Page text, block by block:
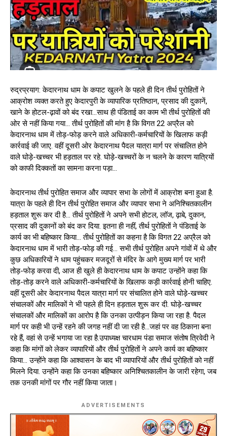
रुद्रप्रयाग: केदारनाथ धाम के कपाट खुलने के पहले ही दिन तीर्थ पुरोहितों ने
आक्रोश व्यक्त करते हुए केदारपुरी के व्यापारिक प्रतिष्ठान, प्रसाद की दुकानें,
खाने के होटल-ढ़ावों को बंद रखा…साथ ही पंडिताई का काम भी तीर्थ पुरोहितों की
ओर से नहीं किया गया… तीर्थ पुरोहितों की मांग है कि विगत 22 अप्रैल को
केदारनाथ धाम में तोड़-फोड़ करने वाले अधिकारी-कर्मचारियों के खिलाफ कड़ी
कार्रवाई की जाए. वहीं दूसरी ओर केदारनाथ पैदल यात्रा मार्ग पर संचालित होने
वाले घोड़े-खच्चर भी हड़ताल पर रहे. घोड़े-खच्चरों के न चलने के कारण यात्रियों
को काफी दिक्कतों का सामना करना पड़ा…
केदारनाथ तीर्थ पुरोहित समाज और व्यापार सभा के लोगों में आक्रोश बना हुआ है.
यात्रा के पहले ही दिन तीर्थ पुरोहित समाज और व्यापार सभा ने अनिश्चितकालीन
हड़ताल शुरू कर दी है… तीर्थ पुरोहितों ने अपने सभी होटल, लाॅज, ढ़ाबे, दुकान,
प्रसाद की दुकानों को बंद कर दिया. इतना ही नहीं, तीर्थ पुरोहितों ने पंडिताई के
कार्य का भी बहिष्कार किया… तीर्थ पुरोहितों का कहना है कि विगत 22 अप्रैल को
केदारनाथ धाम में भारी तोड़-फोड़ की गई… सभी तीर्थ पुरोहित अपने गांवों में थे और
कुछ अधिकारियों ने धाम पहुंचकर मजदूरों से मंदिर के आगे मुख्य मार्ग पर भारी
तोड़-फोड़ करवा दी, आज ही खुले ही केदारनाथ धाम के कपाट उन्होंने कहा कि
तोड़-तोड़ करने वाले अधिकारी-कर्मचारियों के खिलाफ कड़ी कार्रवाई होनी चाहिए.
वहीं दूसरी ओर केदारनाथ पैदल यात्रा मार्ग पर संचालित होने वाले घोड़े-खच्चर
संचालकों और मालिकों ने भी पहले ही दिन हड़ताल शुरू कर दी. घोड़े-खच्चर
संचालकों और मालिकों का आरोप है कि उनका उत्पीड़न किया जा रहा है. पैदल
मार्ग पर कही भी उन्हें रहने की जगह नहीं दी जा रही है…जहां पर वह ठिकाना बना
रहे हैं, वहां से उन्हें भगाया जा रहा है.उपाध्यक्ष चारधाम पंडा समाज संतोष त्रिवेदी ने
कहा कि मांगों को लेकर व्यापारियों और तीर्थ पुरोहितों ने अपने कार्य का बहिष्कार
किया… उन्होंने कहा कि आश्वासन के बाद भी व्यापारियों और तीर्थ पुरोहितों को नहीं
मिलने दिया. उन्होंने कहा कि उनका बहिष्कार अनिश्चितकालीन के जारी रहेगा, जब
तक उनकी मांगों पर गौर नहीं किया जाता।
ADVERTISEMENTS